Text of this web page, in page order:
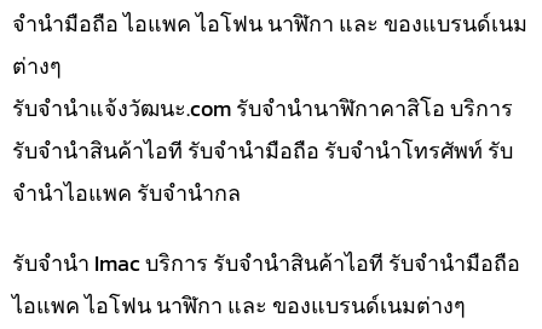
จำนำมือถือ ไอแพค ไอโฟน นาฬิกา และ ของแบรนด์เนม
ต่างๆ
รับจํานําแจ้งวัฒนะ.com รับจำนำนาฬิกาคาสิโอ บริการ
รับจำนำสินค้าไอที รับจำนำมือถือ รับจำนำโทรศัพท์ รับ
จำนำไอแพค รับจำนำกล
รับจำนำ Imac บริการ รับจำนำสินค้าไอที รับจำนำมือถือ
ไอแพค ไอโฟน นาฬิกา และ ของแบรนด์เนมต่างๆ